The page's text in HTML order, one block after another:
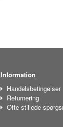
Information
Handelsbetingelser
Returnering
Ofte stillede